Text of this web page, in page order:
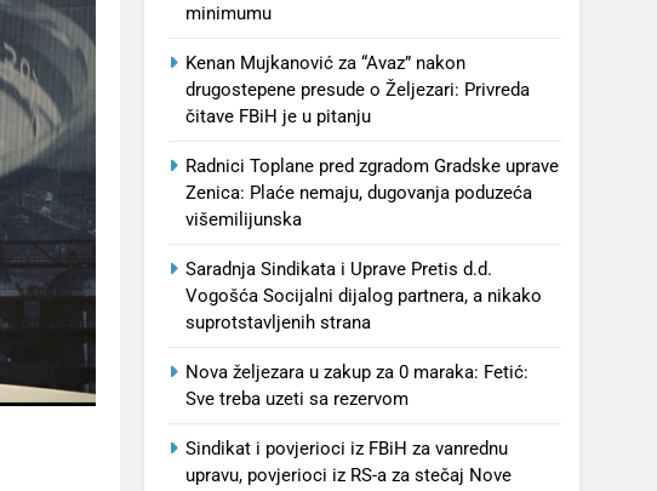
minimumu
Kenan Mujkanović za “Avaz” nakon
drugostepene presude o Željezari: Privreda
čitave FBiH je u pitanju
Radnici Toplane pred zgradom Gradske uprave
Zenica: Plaće nemaju, dugovanja poduzeća
višemilijunska
Saradnja Sindikata i Uprave Pretis d.d.
Vogošća Socijalni dijalog partnera, a nikako
suprotstavljenih strana
Nova željezara u zakup za 0 maraka: Fetić:
Sve treba uzeti sa rezervom
Sindikat i povjerioci iz FBiH za vanrednu
upravu, povjerioci iz RS-a za stečaj Nove